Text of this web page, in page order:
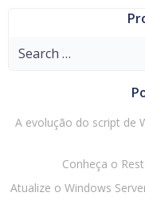
Search
A evolução do script de
Conheça o
Atualize o Windows